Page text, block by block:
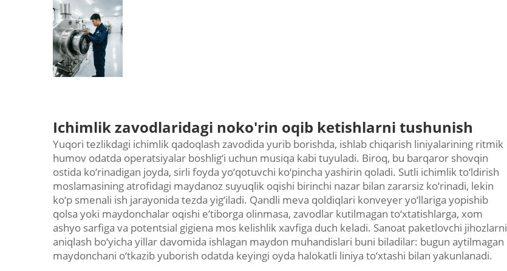
Ichimlik zavodlaridagi noko'rin oqib ketishlarni tushunish
Yuqori tezlikdagi ichimlik qadoqlash zavodida yurib borishda, ishlab chiqarish liniyalarining ritmik
humov odatda operatsiyalar boshlig‘i uchun musiqa kabi tuyuladi. Biroq, bu barqaror shovqin
ostida ko‘rinadigan joyda, sirli foyda yo‘qotuvchi ko‘pincha yashirin qoladi. Sutli ichimlik to‘ldirish
moslamasining atrofidagi maydanoz suyuqlik oqishi birinchi nazar bilan zararsiz ko‘rinadi, lekin
ko‘p smenali ish jarayonida tezda yig‘iladi. Qandli meva qoldiqlari konveyer yo‘llariga yopishib
qolsa yoki maydonchalar oqishi e’tiborga olinmasa, zavodlar kutilmagan to‘xtatishlarga, xom
ashyo sarfiga va potentsial gigiena mos kelishlik xavfiga duch keladi. Sanoat paketlovchi jihozlarni
aniqlash bo‘yicha yillar davomida ishlagan maydon muhandislari buni biladilar: bugun aytilmagan
maydonchani o‘tkazib yuborish odatda keyingi oyda halokatli liniya to‘xtashi bilan yakunlanadi.